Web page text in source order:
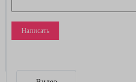
Написать